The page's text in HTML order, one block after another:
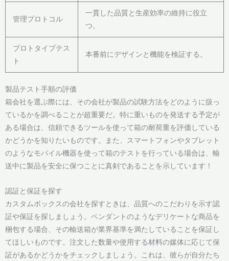
管理プロトコル
一貫した品質と生産効率の維持に役立
つ。
プロトタイプテス
ト
本番前にデザインと機能を検証する。
製品テスト手順の評価
箱会社を選ぶ際には、その会社が製品の試験方法をどのように扱っ
ているかを調べることが超重要だ。特に重いものを発送する予定が
ある場合は、信頼できるツールを使って箱の耐荷重を評価している
かどうかを知りたいものです。また、スマートフォンやタブレット
のようなモバイル機器を使って箱のテストを行っている場合は、輸
送中に製品を安全に保つことに真剣であることを示しています！
認証と保証を探す
カスタムボックスの会社を探すときは、品質へのこだわりを示す認
証や保証を探しましょう。ペンダントのようなデリケートな商品を
梱包する場合、その輸送箱が業界基準を満たしていることを保証し
てほしいものです。注文した数量や使用する材料の媒体に応じて保
証があるかどうかをチェックしましょう。これは、彼らが自分たち